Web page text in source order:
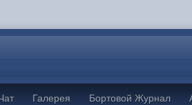
Галерея Бортовой Журнал